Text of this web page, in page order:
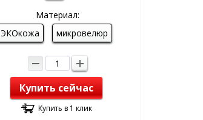
Материал:
ЭКОкожа
микровелюр
Купить сейчас
Купить в 1 клик